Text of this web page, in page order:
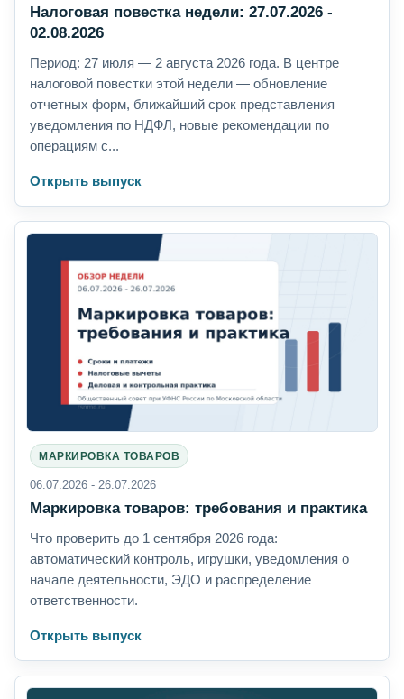
Налоговая повестка недели: 27.07.2026 -
02.08.2026
Период: 27 июля — 2 августа 2026 года. В центре
налоговой повестки этой недели — обновление
отчетных форм, ближайший срок представления
уведомления по НДФЛ, новые рекомендации по
операциям с...
Открыть выпуск
МАРКИРОВКА ТОВАРОВ
06.07.2026 - 26.07.2026
Маркировка товаров: требования и практика
Что проверить до 1 сентября 2026 года:
автоматический контроль, игрушки, уведомления о
начале деятельности, ЭДО и распределение
ответственности.
Открыть выпуск